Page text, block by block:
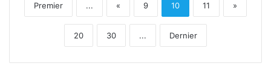
Premier ... « 9 10 11 »
20 30 ... Dernier